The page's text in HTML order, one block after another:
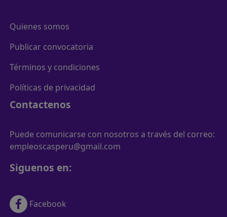
Quienes somos
Publicar convocatoria
Términos y condiciones
Políticas de privacidad
Contactenos
Puede comunicarse con nosotros a través del correo:
empleoscasperu@gmail.com
Siguenos en:
Facebook